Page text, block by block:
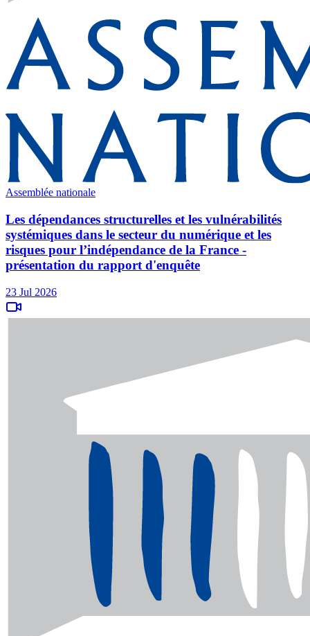
Assemblée nationale
Les dépendances structurelles et les vulnérabilités
systémiques dans le secteur du numérique et les
risques pour l’indépendance de la France -
présentation du rapport d'enquête
23 Jul 2026